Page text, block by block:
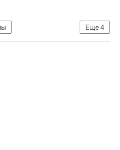
Еще4
2027
Бенфика